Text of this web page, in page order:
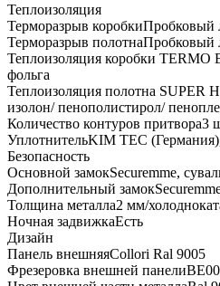
Теплоизоляция
Терморазрыв коробкиПробковый
Терморазрыв полотнаПробковый
Теплоизоляция коробки TERMO
фольга
Теплоизоляция полотна SUPER
изолон/ пенополистирол/
Количество контуров притвора3
УплотнительKIM ТЕС
Безопасность
Основной замокSecuremme,
Дополнительный замок
Толщина металла2 мм/
Ночная задвижкаЕсть
Дизайн
Панель внешняяCollori Ral 9005
Фрезеровка внешней панели